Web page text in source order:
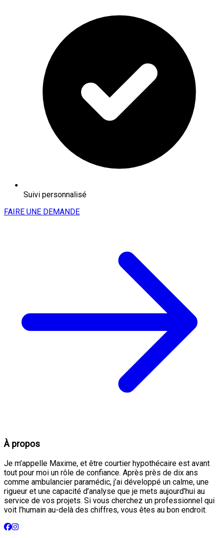
Suivi personnalisé
FAIRE UNE DEMANDE
À propos
Je m’appelle Maxime, et être courtier hypothécaire est avant
tout pour moi un rôle de confiance. Après près de dix ans
comme ambulancier paramédic, j’ai développé un calme, une
rigueur et une capacité d’analyse que je mets aujourd’hui au
service de vos projets. Si vous cherchez un professionnel qui
voit l’humain au-delà des chiffres, vous êtes au bon endroit.